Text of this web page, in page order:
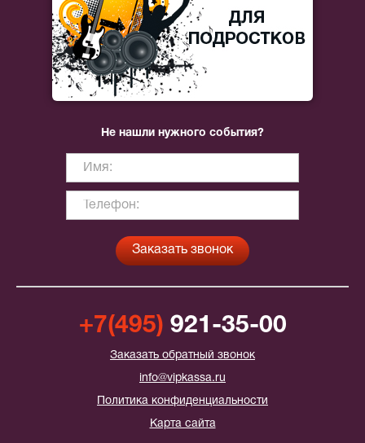
Не нашли нужного события?
+7(495) 921-35-00
Заказать обратный звонок
info@vipkassa.ru
Политика конфиденциальности
Карта сайта